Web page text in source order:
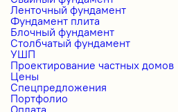
Ленточный фундамент
Фундамент плита
Блочный фундамент
Столбчатый фундамент
УШП
Проектирование частных домов
Цены
Спецпредложения
Портфолио
Оплата